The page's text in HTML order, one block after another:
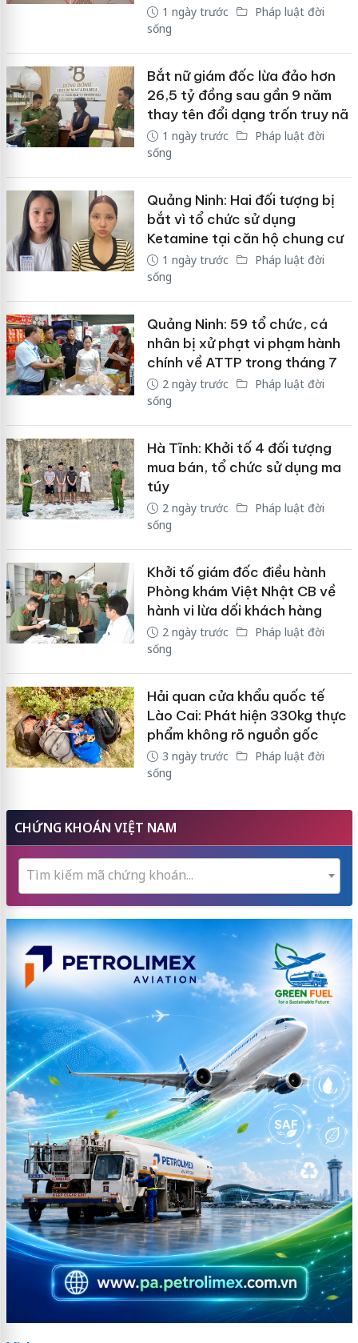
1 ngày trước
Pháp luật đời
sống
Bắt nữ giám đốc lừa đảo hơn
26,5 tỷ đồng sau gần 9 năm
thay tên đổi dạng trốn truy nã
1 ngày trước
Pháp luật đời
sống
Quảng Ninh: Hai đối tượng bị
bắt vì tổ chức sử dụng
Ketamine tại căn hộ chung cư
1 ngày trước
Pháp luật đời
sống
Quảng Ninh: 59 tổ chức, cá
nhân bị xử phạt vi phạm hành
chính về ATTP trong tháng 7
2 ngày trước
Pháp luật đời
sống
Hà Tĩnh: Khởi tố 4 đối tượng
mua bán, tổ chức sử dụng ma
túy
2 ngày trước
Pháp luật đời
sống
Khởi tố giám đốc điều hành
Phòng khám Việt Nhật CB về
hành vi lừa dối khách hàng
2 ngày trước
Pháp luật đời
sống
Hải quan cửa khẩu quốc tế
Lào Cai: Phát hiện 330kg thực
phẩm không rõ nguồn gốc
3 ngày trước
Pháp luật đời
sống
CHỨNG KHOÁN VIỆT NAM
Tìm kiếm mã chứng khoán...